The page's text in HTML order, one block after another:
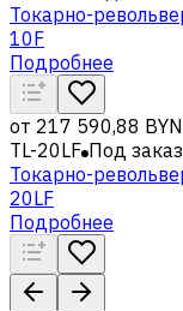
Токарно-
10F
Подробнее
от 217 590,88 BYN
TL-20LF Под заказ
Токарно-
20LF
Подробнее